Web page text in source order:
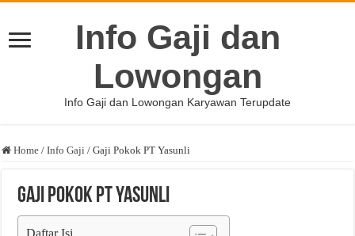
Info Gaji dan
Lowongan
Info Gaji dan Lowongan Karyawan Terupdate
Home / Info Gaji / Gaji Pokok PT Yasunli
Gaji Pokok PT Yasunli
Daftar Isi